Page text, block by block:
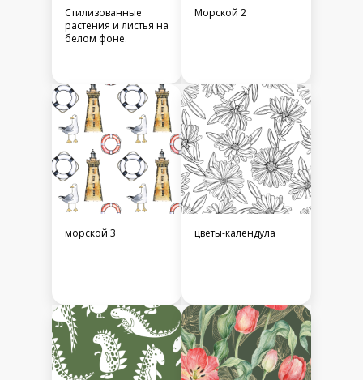
Стилизованные
растения и листья на
белом фоне.
Морской 2
морской 3 цветы-календула